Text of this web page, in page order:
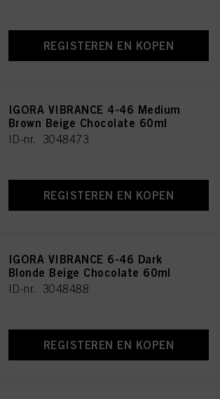
REGISTEREN EN KOPEN
IGORA VIBRANCE 4-46 Medium
Brown Beige Chocolate 60ml
ID-nr. 3048473
REGISTEREN EN KOPEN
IGORA VIBRANCE 6-46 Dark
Blonde Beige Chocolate 60ml
ID-nr. 3048488
REGISTEREN EN KOPEN